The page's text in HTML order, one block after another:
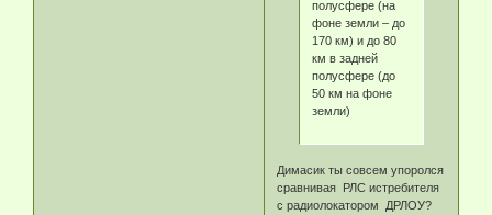
полусфере (на
фоне земли – до
170 км) и до 80
км в задней
полусфере (до
50 км на фоне
земли)
Димасик ты совсем упоролся
сравнивая РЛС истребителя
с радиолокатором ДРЛОУ?